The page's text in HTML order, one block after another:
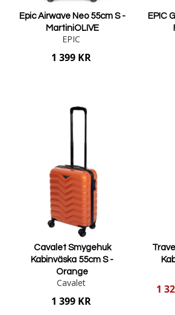
Epic Airwave Neo 55cm S -
MartiniOLIVE
EPIC
1 399 KR
EPIC
Cavalet Smygehuk
Kabinväska 55cm S -
Orange
Cavalet
1 399 KR
1